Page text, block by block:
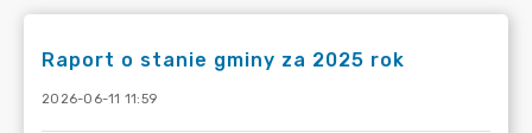
Raport o stanie gminy za 2025 rok
2026-06-11 11:59